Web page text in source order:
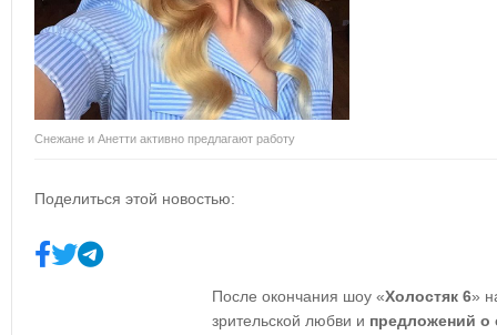
Снежане и Анетти активно предлагают работу
Поделиться этой новостью:
После окончания шоу «Холостяк 6»
зрительской любви и предложений о